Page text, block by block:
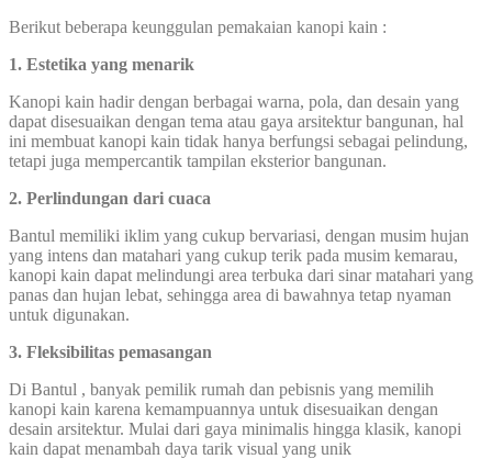
Berikut beberapa keunggulan pemakaian kanopi kain :
1. Estetika yang menarik
Kanopi kain hadir dengan berbagai warna, pola, dan desain yang
dapat disesuaikan dengan tema atau gaya arsitektur bangunan, hal
ini membuat kanopi kain tidak hanya berfungsi sebagai pelindung,
tetapi juga mempercantik tampilan eksterior bangunan.
2. Perlindungan dari cuaca
Bantul memiliki iklim yang cukup bervariasi, dengan musim hujan
yang intens dan matahari yang cukup terik pada musim kemarau,
kanopi kain dapat melindungi area terbuka dari sinar matahari yang
panas dan hujan lebat, sehingga area di bawahnya tetap nyaman
untuk digunakan.
3. Fleksibilitas pemasangan
Di Bantul , banyak pemilik rumah dan pebisnis yang memilih
kanopi kain karena kemampuannya untuk disesuaikan dengan
desain arsitektur. Mulai dari gaya minimalis hingga klasik, kanopi
kain dapat menambah daya tarik visual yang unik